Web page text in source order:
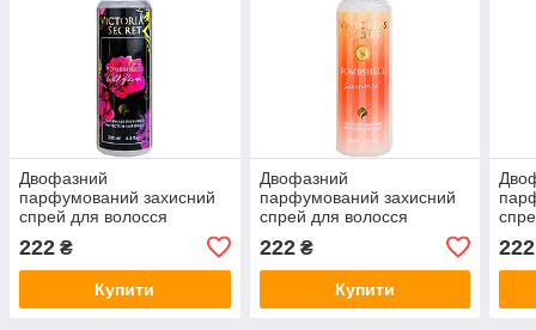
Двофазний
парфумований захисний
спрей для волосся
Victorias Secret Bombshell
Wild Flower Exclusive
EURO 200 мл
222 ₴
Купити
Двофазний
парфумований захисний
спрей для волосся
Victorias Secret Bombshell
Summer Exclusive EURO
200 мл
222₴
Купити
222